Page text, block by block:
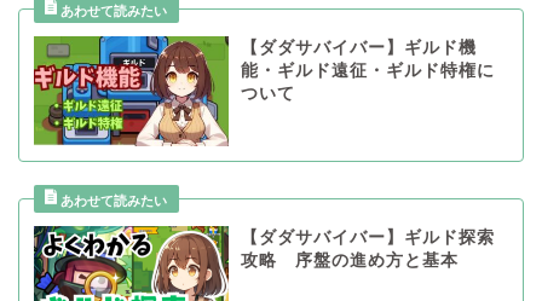
【ダダサバイバー】ギルド機
能・ギルド遠征・ギルド特権に
ついて
【ダダサバイバー】ギルド探索
攻略 序盤の進め方と基本